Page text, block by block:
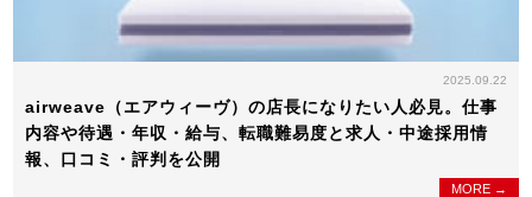
2025.09.22
airweave（エアウィーヴ）の店長になりたい人必見。仕事
内容や待遇・年収・給与、転職難易度と求人・中途採用情
報、口コミ・評判を公開
MORE →